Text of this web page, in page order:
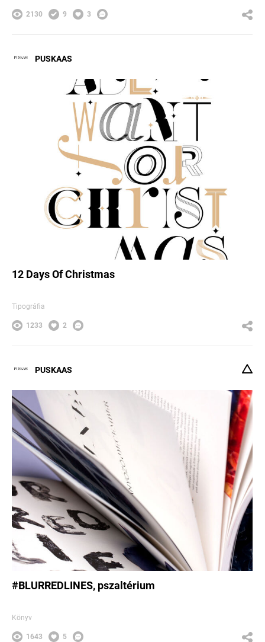
2130 9 3
PUSKAAS
12 Days Of Christmas
Tipográfia
1233 2
PUSKAAS
#BLURREDLINES, pszaltérium
Könyv
1643 5